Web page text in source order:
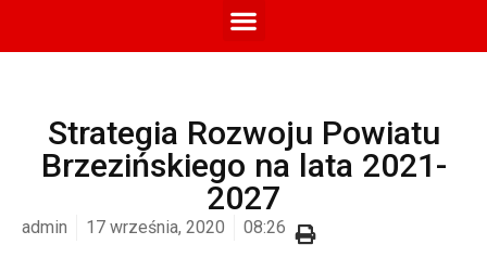
Strategia Rozwoju Powiatu
Brzezińskiego na lata 2021-
2027
admin 17 września, 2020 08:26